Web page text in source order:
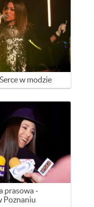
w modzie
prasowa -
Poznaniu